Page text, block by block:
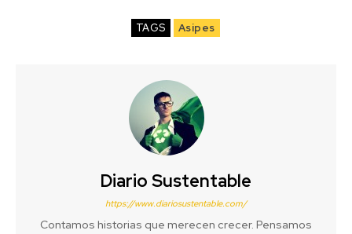
TAGS Asipes
Diario Sustentable
https://www.diariosustentable.com/
Contamos historias que merecen crecer. Pensamos